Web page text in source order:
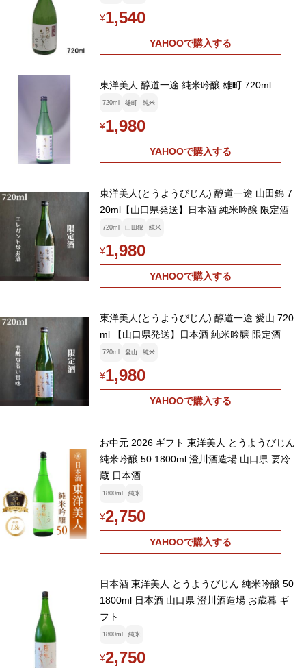
¥1,540
YAHOOで購入する
東洋美人 醇道一途 純米吟醸 雄町 720ml
720ml 雄町 純米
¥1,980
YAHOOで購入する
東洋美人(とうようびじん) 醇道一途 山田錦 7
20ml【山口県発送】日本酒 純米吟醸 限定酒
720ml 山田錦 純米
¥1,980
YAHOOで購入する
東洋美人(とうようびじん) 醇道一途 愛山 720
ml 【山口県発送】日本酒 純米吟醸 限定酒
720ml 愛山 純米
¥1,980
YAHOOで購入する
お中元 2026 ギフト 東洋美人 とうようびじん
純米吟醸 50 1800ml 澄川酒造場 山口県 要冷
蔵 日本酒
1800ml 純米
¥2,750
YAHOOで購入する
日本酒 東洋美人 とうようびじん 純米吟醸 50
1800ml 日本酒 山口県 澄川酒造場 お歳暮 ギ
フト
1800ml 純米
¥2,750